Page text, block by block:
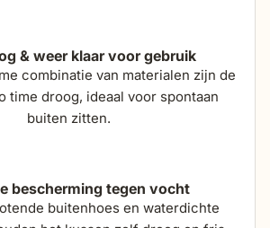
50 cm
7,5 cm
104 cm
& weer klaar voor gebruik
combinatie van materialen zijn de
time droog, ideaal voor spontaan
buiten zitten.
bescherming tegen vocht
buitenhoes en waterdichte